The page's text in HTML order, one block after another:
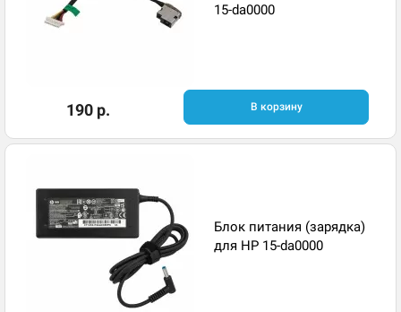
15-da0000
190 р. В корзину
Блок питания (зарядка)
для HP 15-da0000